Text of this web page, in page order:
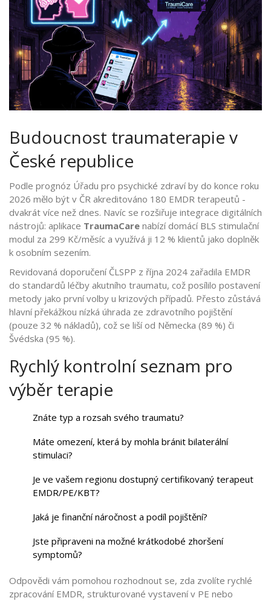
Budoucnost traumaterapie v
České republice
Podle prognóz Úřadu pro psychické zdraví by do konce roku
2026 mělo být v ČR akreditováno 180 EMDR terapeutů -
dvakrát více než dnes. Navíc se rozšiřuje integrace digitálních
nástrojů: aplikace TraumaCare nabízí domácí BLS stimulační
modul za 299 Kč/měsíc a využívá ji 12 % klientů jako doplněk
k osobním sezením.
Revidovaná doporučení ČLSPP z října 2024 zařadila EMDR
do standardů léčby akutního traumatu, což posílilo postavení
metody jako první volby u krizových případů. Přesto zůstává
hlavní překážkou nízká úhrada ze zdravotního pojištění
(pouze 32 % nákladů), což se liší od Německa (89 %) či
Švédska (95 %).
Rychlý kontrolní seznam pro
výběr terapie
Znáte typ a rozsah svého traumatu?
Máte omezení, která by mohla bránit bilaterální
stimulaci?
Je ve vašem regionu dostupný certifikovaný terapeut
EMDR/PE/KBT?
Jaká je finanční náročnost a podíl pojištění?
Jste připraveni na možné krátkodobé zhoršení
symptomů?
Odpovědi vám pomohou rozhodnout se, zda zvolíte rychlé
zpracování EMDR, strukturované vystavení v PE nebo